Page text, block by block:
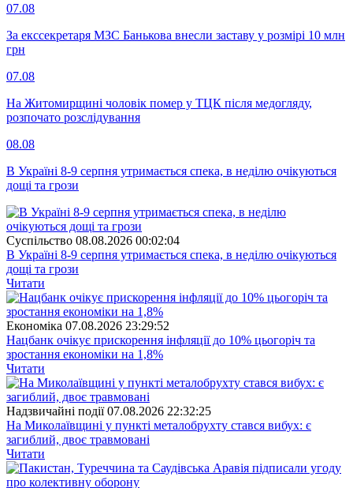
07.08
За екссекретаря МЗС Банькова внесли заставу у розмірі 10 млн
грн
07.08
На Житомирщині чоловік помер у ТЦК після медогляду,
розпочато розслідування
08.08
В Україні 8-9 серпня утримається спека, в неділю очікуються
дощі та грози
Суспiльство 08.08.2026 00:02:04
В Україні 8-9 серпня утримається спека, в неділю очікуються
дощі та грози
Читати
Економіка 07.08.2026 23:29:52
Нацбанк очікує прискорення інфляції до 10% цьогоріч та
зростання економіки на 1,8%
Читати
Надзвичайні події 07.08.2026 22:32:25
На Миколаївщині у пункті металобрухту стався вибух: є
загиблий, двоє травмовані
Читати